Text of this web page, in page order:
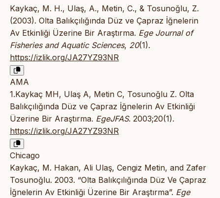
Kaykaç, M. H., Ulaş, A., Metin, C., & Tosunoğlu, Z.
(2003). Olta Balıkçılığında Düz ve Çapraz İğnelerin
Av Etkinliği Üzerine Bir Araştırma. Ege Journal of
Fisheries and Aquatic Sciences, 20(1).
https://izlik.org/JA27YZ93NR
AMA
1.Kaykaç MH, Ulaş A, Metin C, Tosunoğlu Z. Olta
Balıkçılığında Düz ve Çapraz İğnelerin Av Etkinliği
Üzerine Bir Araştırma. EgeJFAS. 2003;20(1).
https://izlik.org/JA27YZ93NR
Chicago
Kaykaç, M. Hakan, Ali Ulaş, Cengiz Metin, and Zafer
Tosunoğlu. 2003. “Olta Balıkçılığında Düz Ve Çapraz
İğnelerin Av Etkinliği Üzerine Bir Araştırma”. Ege